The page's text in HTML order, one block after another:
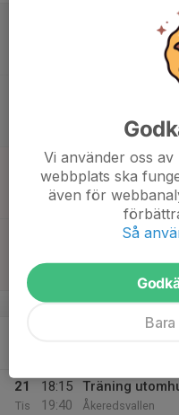
Match mot
Futsal Pojkar 2011
Frejaskolan
Match mot
Älvängenhallen
00:00
01:00
Match mot
Futsal Pojkar 2012
Frejaskolan
Match mot
Frejaskolan
Träning Futsal
21
Tis
18:15
19:40
Träning
Åkeredsvallen
Vi använder oss
webbplats ska
även för
Så